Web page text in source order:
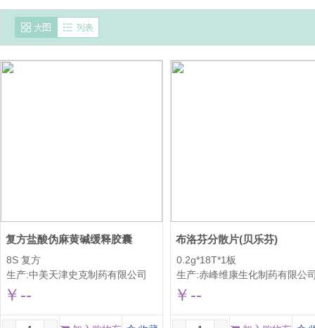
AstraZeneca Pty Ltd
复方盐酸伪麻黄碱缓释胶囊
8S 复方
生产:中美天津史克制药有限公司
￥--
布洛芬分散片(贝乐芬)
0.2g*18T*1板
生产:赤峰维康生化制药有限公
￥--